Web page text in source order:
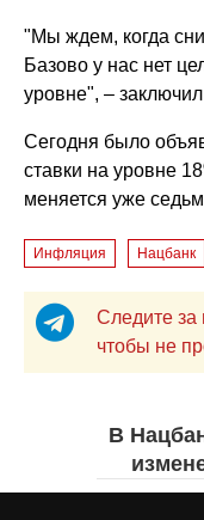
"Мы ждем, когда
Базово у нас нет
уровне", –
Cегодня было
ставки на уровне
меняется уже
Инфляция Нацбанк
Следите за
В